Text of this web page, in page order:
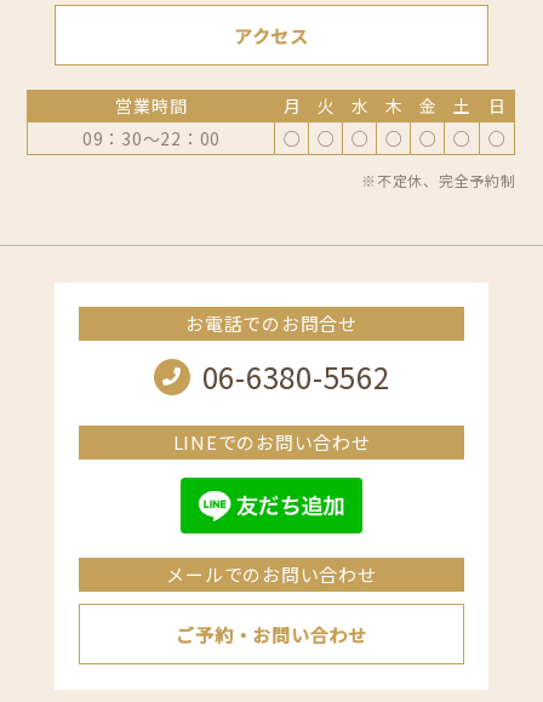
アクセス
営業時間 月 火 水 木 金 土
日
09：30～22：00
○ ○ ○ ○ ○ ○ ○
※不定休、完全予約制
お電話でのお問合せ
06-6380-5562
LINEでのお問い合わせ
メールでのお問い合わせ
ご予約・お問い合わせ